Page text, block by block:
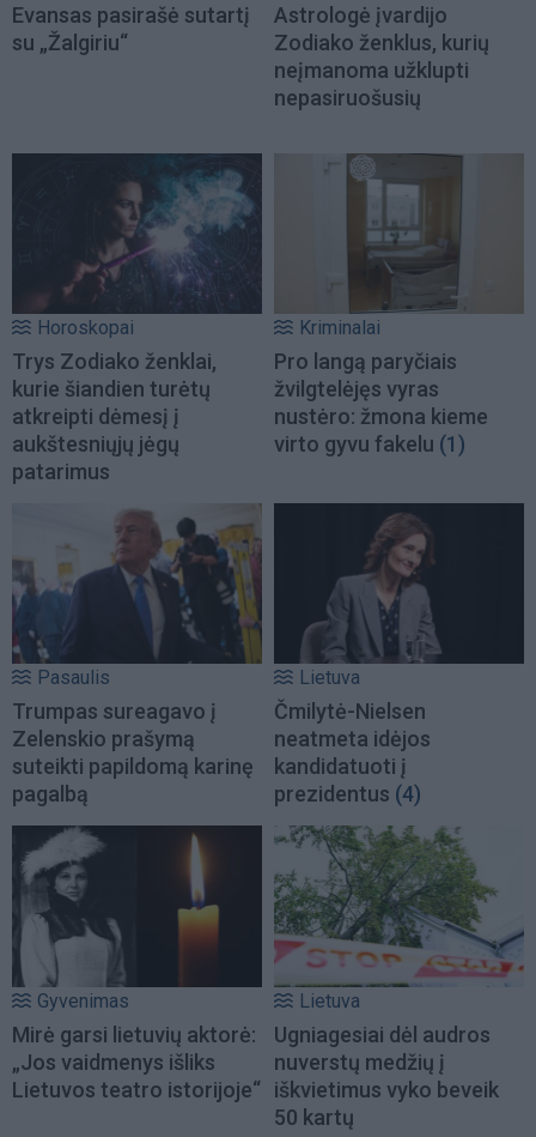
Evansas pasirašė sutartį
su „Žalgiriu“
Astrologė įvardijo
Zodiako ženklus, kurių
neįmanoma užklupti
nepasiruošusių
Horoskopai
Trys Zodiako ženklai,
kurie šiandien turėtų
atkreipti dėmesį į
aukštesniųjų jėgų
patarimus
Kriminalai
Pro langą paryčiais
žvilgtelėjęs vyras
nustėro: žmona kieme
virto gyvu fakelu (1)
Pasaulis
Trumpas sureagavo į
Zelenskio prašymą
suteikti papildomą karinę
pagalbą
Lietuva
Čmilytė-Nielsen
neatmeta idėjos
kandidatuoti į
prezidentus (4)
Gyvenimas
Mirė garsi lietuvių aktorė:
„Jos vaidmenys išliks
Lietuvos teatro istorijoje“
Lietuva
Ugniagesiai dėl audros
nuverstų medžių į
iškvietimus vyko beveik
50 kartų